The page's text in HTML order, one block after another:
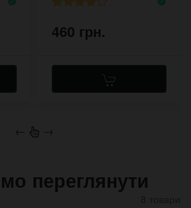
460 грн.
← →
переглянути